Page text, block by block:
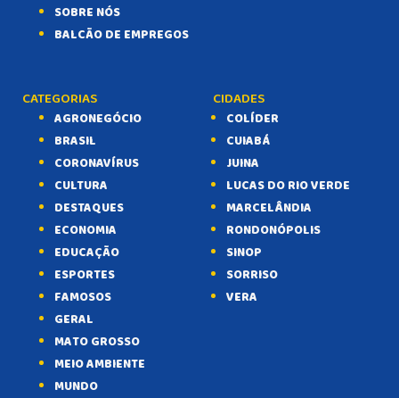
SOBRE NÓS
BALCÃO DE EMPREGOS
CATEGORIAS
AGRONEGÓCIO
BRASIL
CORONAVÍRUS
CULTURA
DESTAQUES
ECONOMIA
EDUCAÇÃO
ESPORTES
FAMOSOS
GERAL
MATO GROSSO
MEIO AMBIENTE
MUNDO
CIDADES
COLÍDER
CUIABÁ
JUINA
LUCAS DO RIO VERDE
MARCELÂNDIA
RONDONÓPOLIS
SINOP
SORRISO
VERA